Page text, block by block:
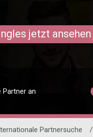
jetzt ansehen
Partner an
Partnersuche /